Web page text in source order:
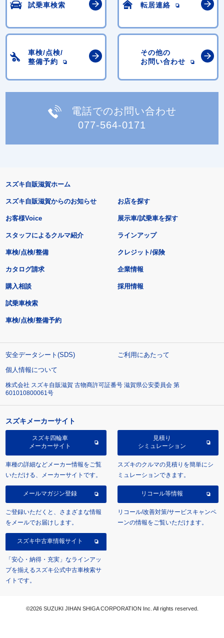
試乗車検索 転居連絡
車検/点検/
整備予約
その他の
お問い合わせ
電話でのお問い合わせ
077-564-0171
スズキ自販滋賀ホーム
スズキ自販滋賀からのお知らせ
お客様Voice
スタッフによるクルマ紹介
お店を探す
展示車/試乗車を探す
ラインアップ
車検/点検/整備 クレジット/保険
カタログ請求
購入相談
試乗車検索
車検/点検/整備予約
企業情報
採用情報
安全データシート(SDS)
ご利用にあたって
個人情報について
株式会社 スズキ自販滋賀 古物商許可証番号 滋賀県公安委員会 第
601010800061号
スズキメーカーサイト
スズキ四輪車
メーカーサイト
車種の詳細などメーカー情報をご覧
いただける、メーカーサイトです。
見積り
シミュレーション
スズキのクルマの見積りを簡単にシ
ミュレーションできます。
メールマガジン登録
ご登録いただくと、さまざまな情報
をメールでお届けします。
リコール等情報
リコール/改善対策/サービスキャンペ
ーンの情報をご覧いただけます。
スズキ中古車情報サイト
「安心・納得・充実」なラインアッ
プを揃えるスズキ公式中古車検索サ
イトです。
©2026 SUZUKI JIHAN SHIGA CORPORATION Inc. All rights reserved.